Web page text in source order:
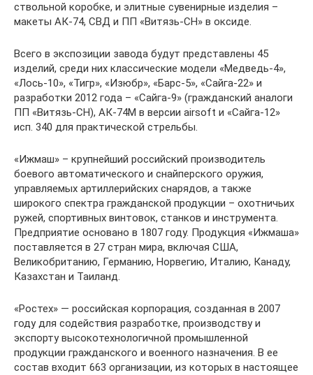
ствольной коробке, и элитные сувенирные изделия –
макеты АК-74, СВД и ПП «Витязь-СН» в оксиде.
Всего в экспозиции завода будут представлены 45
изделий, среди них классические модели «Медведь-4»,
«Лось-10», «Тигр», «Изюбр», «Барс-5», «Сайга-22» и
разработки 2012 года – «Сайга-9» (гражданский аналоги
ПП «Витязь-СН), АК-74М в версии airsoft и «Сайга-12»
исп. 340 для практической стрельбы.
«Ижмаш» – крупнейший российский производитель
боевого автоматического и снайперского оружия,
управляемых артиллерийских снарядов, а также
широкого спектра гражданской продукции – охотничьих
ружей, спортивных винтовок, станков и инструмента.
Предприятие основано в 1807 году. Продукция «Ижмаша»
поставляется в 27 стран мира, включая США,
Великобританию, Германию, Норвегию, Италию, Канаду,
Казахстан и Таиланд.
«Ростех» — российская корпорация, созданная в 2007
году для содействия разработке, производству и
экспорту высокотехнологичной промышленной
продукции гражданского и военного назначения. В ее
состав входит 663 организации, из которых в настоящее